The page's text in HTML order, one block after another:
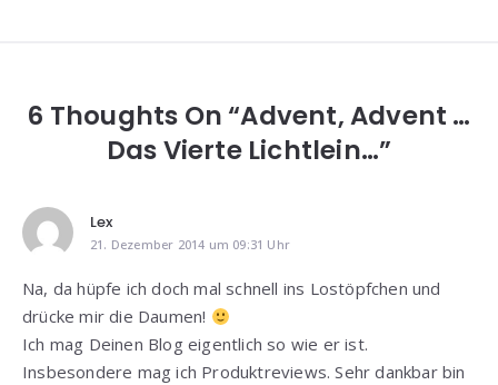
6 Thoughts On “Advent, Advent …
Das Vierte Lichtlein…”
Lex
21. Dezember 2014 um 09:31 Uhr
Na, da hüpfe ich doch mal schnell ins Lostöpfchen und
drücke mir die Daumen!
Ich mag Deinen Blog eigentlich so wie er ist.
Insbesondere mag ich Produktreviews. Sehr dankbar bin